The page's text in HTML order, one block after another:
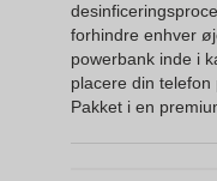
forhindre enhver
powerbank inde i
placere din telefon
Pakket i en